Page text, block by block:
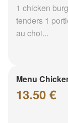
1 chicken
tenders 1
au choi...
Menu
13.50 €